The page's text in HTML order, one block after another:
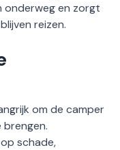
onderweg en zorgt
reizen.
om de camper
schade,